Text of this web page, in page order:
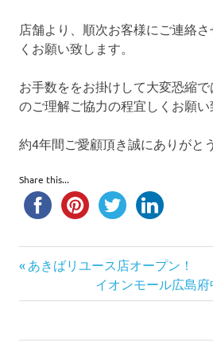
店舗より、順次お客様にご連絡
くお願い致します。
お手数ををお掛けして大変恐縮
のご理解ご協力の程宜しくお願い
約4年間ご愛顧頂き誠にありがと
Share this...
投
稿
前
記
あきばリユース店オープン！
次
の
イオンモール広島